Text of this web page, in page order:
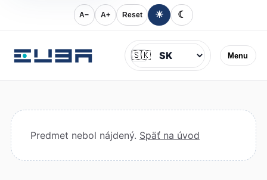
A− A+ Reset ☀ ☾
Menu
Jazyk
🇸🇰
Predmet nebol nájdený. Späť na úvod